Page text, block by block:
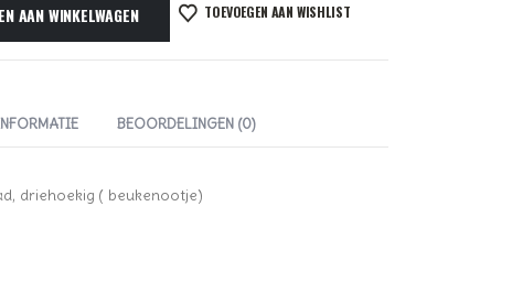
AAN WINKELWAGEN TOEVOEGEN AAN WISHLIST
BEOORDELINGEN (0)
driehoekig ( beukenootje)